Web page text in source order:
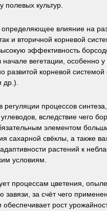
полевых культур.
влияние на
и вторичной корневой
эффективность
вегетации, особенно у
развитой корневой системой
др.).
регуляции процессов
вследствие чего
элементом
сахарной свёклы, а также
растений к
условиям.
процессам цветения,
завязи, за счёт чего
обеспечивает рост